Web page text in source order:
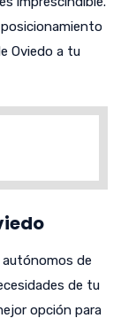
Oviedo a tu
de
de tu
opción para